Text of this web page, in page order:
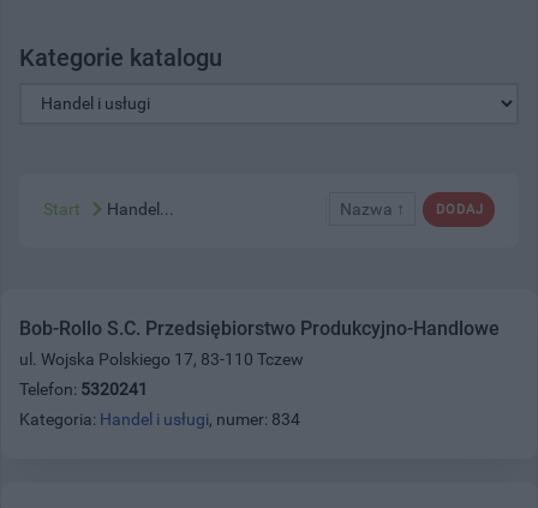
Kategorie katalogu
DODAJ
Nazwa ↑
Start Handel...
Bob-Rollo S.C. Przedsiębiorstwo Produkcyjno-Handlowe
ul. Wojska Polskiego 17, 83-110 Tczew
Telefon: 5320241
Kategoria: Handel i usługi, numer: 834